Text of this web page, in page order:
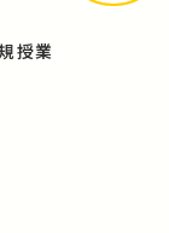
授業